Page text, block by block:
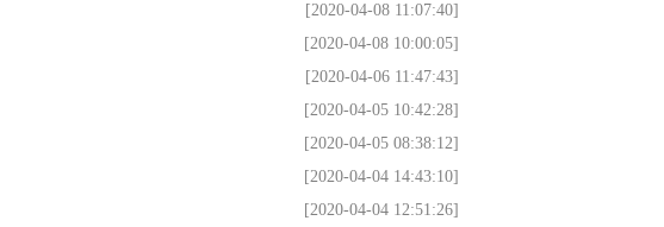
[2020-04-08 11:07:40]
[2020-04-08 10:00:05]
[2020-04-06 11:47:43]
[2020-04-05 10:42:28]
[2020-04-05 08:38:12]
[2020-04-04 14:43:10]
[2020-04-04 12:51:26]